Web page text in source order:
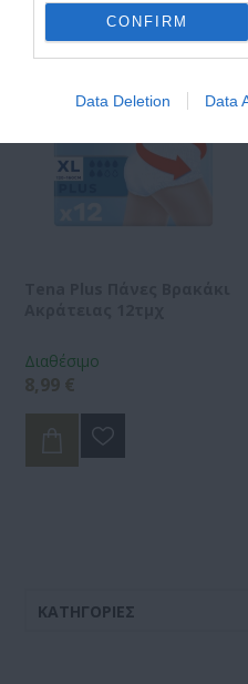
CONFIRM
Data Deletion Data
Διαθέσιμο
8,99 €
ΚΑΤΗΓΟΡΊΕΣ